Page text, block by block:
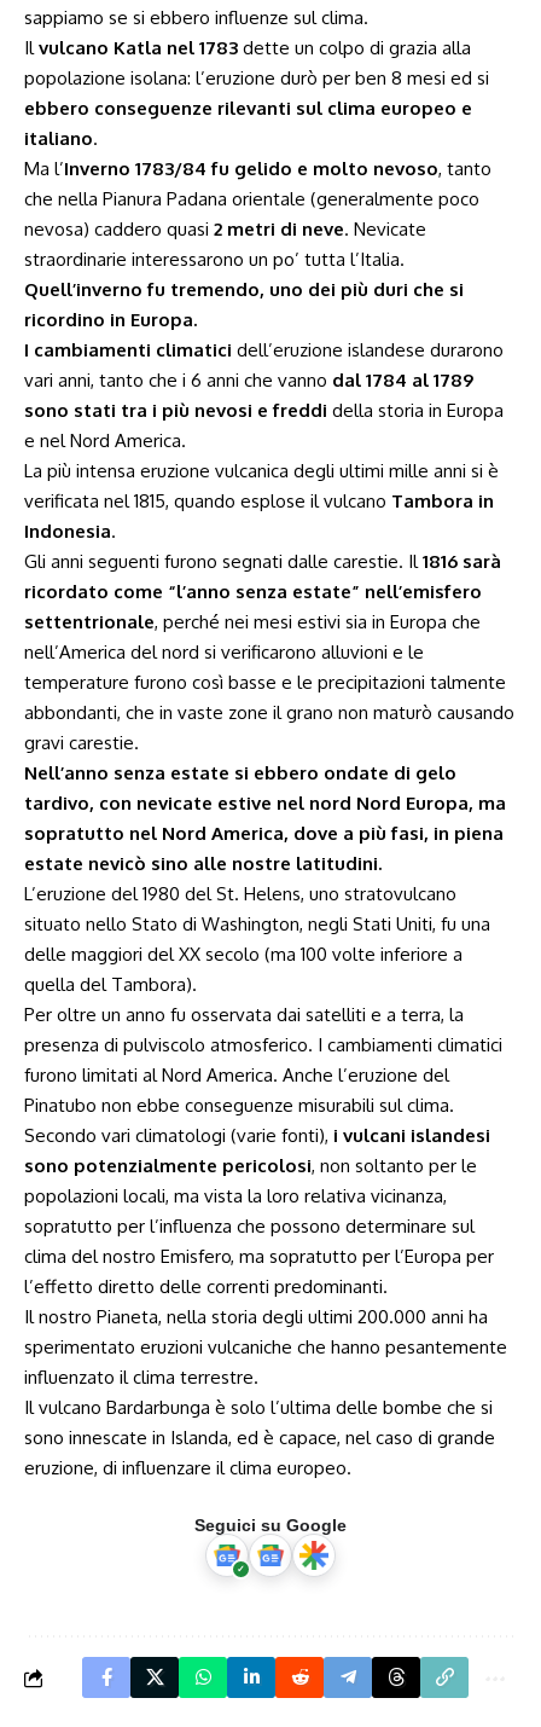
sappiamo se si ebbero influenze sul clima.
Ilvulcano Katla nel 1783 dette un colpo di grazia alla
popolazione isolana: l’eruzione durò per ben 8 mesi ed si
ebbero conseguenze rilevanti sul clima europeo e
italiano.
Ma l’Inverno 1783/84 fu gelido e molto nevoso, tanto
che nella Pianura Padana orientale (generalmente poco
nevosa) caddero quasi 2 metri di neve. Nevicate
straordinarie interessarono un po’ tutta l’Italia.
Quell’inverno fu tremendo, uno dei più duri che si
ricordino in Europa.
I cambiamenti climatici dell’eruzione islandese durarono
vari anni, tanto che i 6 anni che vanno dal 1784 al 1789
sono stati tra i più nevosi e freddi della storia in Europa
e nel Nord America.
La più intensa eruzione vulcanica degli ultimi mille anni si è
verificata nel 1815, quando esplose il vulcano Tambora in
Indonesia.
Gli anni seguenti furono segnati dalle carestie. Il1816 sarà
ricordato come “l’anno senza estate” nell’emisfero
settentrionale, perché nei mesi estivi sia in Europa che
nell’America del nord si verificarono alluvioni e le
temperature furono così basse e le precipitazioni talmente
abbondanti, che in vaste zone il grano non maturò causando
gravi carestie.
Nell’anno senza estate si ebbero ondate di gelo
tardivo, con nevicate estive nel nord Nord Europa, ma
sopratutto nel Nord America, dove a più fasi, in piena
estate nevicò sino alle nostre latitudini.
L’eruzione del 1980 del St. Helens, uno stratovulcano
situato nello Stato di Washington, negli Stati Uniti, fu una
delle maggiori del XX secolo (ma 100 volte inferiore a
quella del Tambora).
Per oltre un anno fu osservata dai satelliti e a terra, la
presenza di pulviscolo atmosferico. I cambiamenti climatici
furono limitati al Nord America. Anche l’eruzione del
Pinatubo non ebbe conseguenze misurabili sul clima.
Secondo vari climatologi (varie fonti), i vulcani islandesi
sono potenzialmente pericolosi, non soltanto per le
popolazioni locali, ma vista la loro relativa vicinanza,
sopratutto per l’influenza che possono determinare sul
clima del nostro Emisfero, ma sopratutto per l’Europa per
l’effetto diretto delle correnti predominanti.
Il nostro Pianeta, nella storia degli ultimi 200.000 anni ha
sperimentato eruzioni vulcaniche che hanno pesantemente
influenzato il clima terrestre.
Il vulcano Bardarbunga è solo l’ultima delle bombe che si
sono innescate in Islanda, ed è capace, nel caso di grande
eruzione, di influenzare il clima europeo.
Seguici su Google